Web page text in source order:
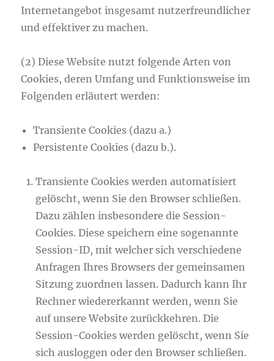
Internetangebot insgesamt nutzerfreundlicher
und effektiver zu machen.
(2) Diese Website nutzt folgende Arten von
Cookies, deren Umfang und Funktionsweise im
Folgenden erläutert werden:
Transiente Cookies (dazu a.)
Persistente Cookies (dazu b.).
Transiente Cookies werden automatisiert
gelöscht, wenn Sie den Browser schließen.
Dazu zählen insbesondere die Session-
Cookies. Diese speichern eine sogenannte
Session-ID, mit welcher sich verschiedene
Anfragen Ihres Browsers der gemeinsamen
Sitzung zuordnen lassen. Dadurch kann Ihr
Rechner wiedererkannt werden, wenn Sie
auf unsere Website zurückkehren. Die
Session-Cookies werden gelöscht, wenn Sie
sich ausloggen oder den Browser schließen.